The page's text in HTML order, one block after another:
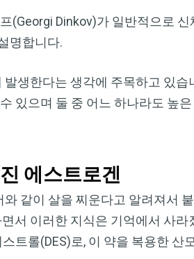
(Georgi Dinkov)가 일반적으로 신
명합니다.
생한다는 생각에 주목하고 있습
있으며 둘 중 어느 하나라도 높
에스트로겐
같이 살을 찌운다고 알려져서
서 이러한 지식은 기억에서 사라
트롤(DES)로, 이 약을 복용한 산